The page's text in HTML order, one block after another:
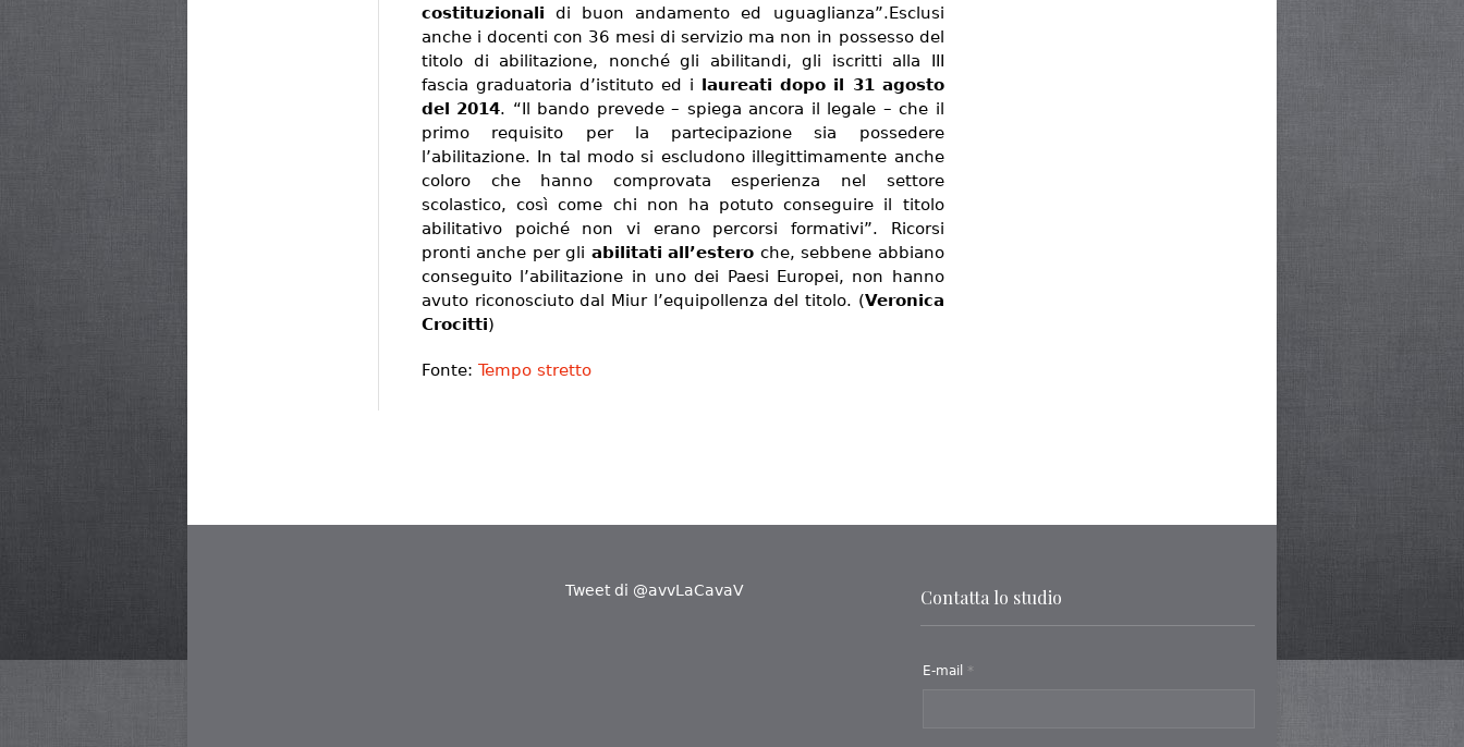
costituzionali di buon andamento ed uguaglianza”.Esclusi
anche i docenti con 36 mesi di servizio ma non in possesso del
titolo di abilitazione, nonché gli abilitandi, gli iscritti alla III
fascia graduatoria d’istituto ed i laureati dopo il 31 agosto
del 2014. “Il bando prevede – spiega ancora il legale – che il
primo requisito per la partecipazione sia possedere
l’abilitazione. In tal modo si escludono illegittimamente anche
coloro che hanno comprovata esperienza nel settore
scolastico, così come chi non ha potuto conseguire il titolo
abilitativo poiché non vi erano percorsi formativi”. Ricorsi
pronti anche per gli abilitati all’estero che, sebbene abbiano
conseguito l’abilitazione in uno dei Paesi Europei, non hanno
avuto riconosciuto dal Miur l’equipollenza del titolo. (Veronica
Crocitti)
Fonte: Tempo stretto
Tweet di @avvLaCavaV Contatta lo studio
E-mail *